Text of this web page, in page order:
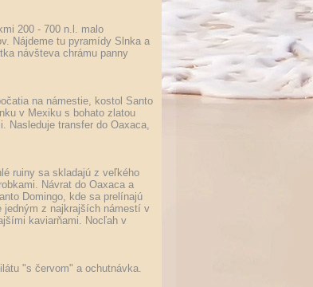
200 - 700 n.l. malo
Nájdeme tu pyramídy Slnka a
návšteva chrámu panny
na námestie, kostol Santo
v Mexiku s bohato zlatou
Nasleduje transfer do Oaxaca,
ruiny sa skladajú z veľkého
Návrat do Oaxaca a
Domingo, kde sa prelínajú
jedným z najkrajších námestí v
kaviarňami. Nocľah v
"s červom" a ochutnávka.